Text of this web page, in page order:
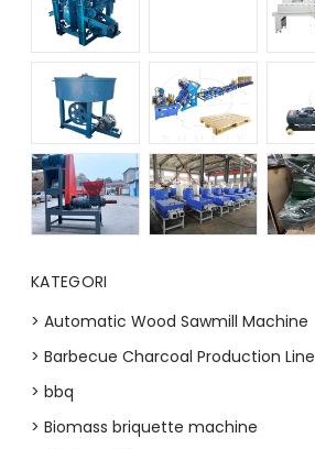
KATEGORI
> Automatic Wood Sawmill Machine
> Barbecue Charcoal Production Line
> bbq
> Biomass briquette machine